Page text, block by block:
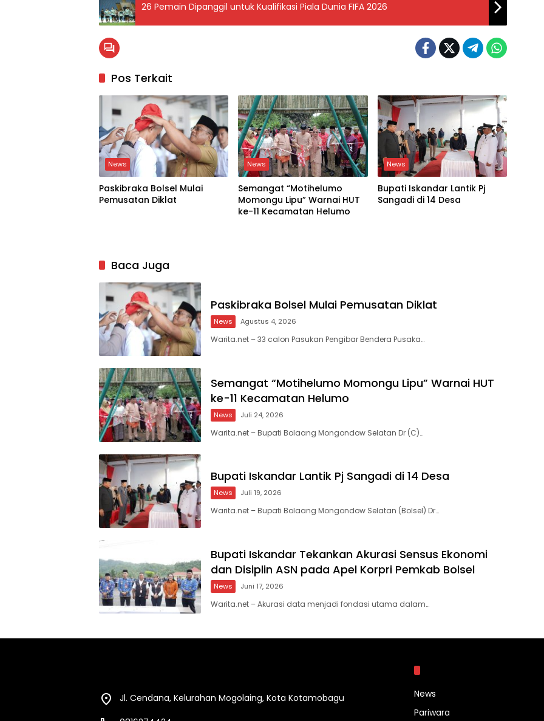
26 Pemain Dipanggil untuk Kualifikasi Piala Dunia FIFA 2026
Pos Terkait
News
Paskibraka Bolsel Mulai
Pemusatan Diklat
News
Semangat “Motihelumo
Momongu Lipu” Warnai HUT
ke-11 Kecamatan Helumo
News
Bupati Iskandar Lantik Pj
Sangadi di 14 Desa
Baca Juga
Paskibraka Bolsel Mulai Pemusatan Diklat
News Agustus 4, 2026
Warita.net – 33 calon Pasukan Pengibar Bendera Pusaka…
Semangat “Motihelumo Momongu Lipu” Warnai HUT
ke-11 Kecamatan Helumo
News Juli 24, 2026
Warita.net – Bupati Bolaang Mongondow Selatan Dr (C)…
Bupati Iskandar Lantik Pj Sangadi di 14 Desa
News Juli 19, 2026
Warita.net – Bupati Bolaang Mongondow Selatan (Bolsel) Dr…
Bupati Iskandar Tekankan Akurasi Sensus Ekonomi
dan Disiplin ASN pada Apel Korpri Pemkab Bolsel
News Juni 17, 2026
Warita.net – Akurasi data menjadi fondasi utama dalam…
Jl. Cendana, Kelurahan Mogolaing, Kota Kotamobagu
News
Pariwara